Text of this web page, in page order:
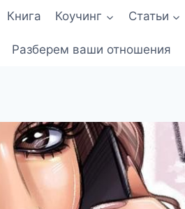
Книга Коучинг Статьи
Разберем ваши отношения